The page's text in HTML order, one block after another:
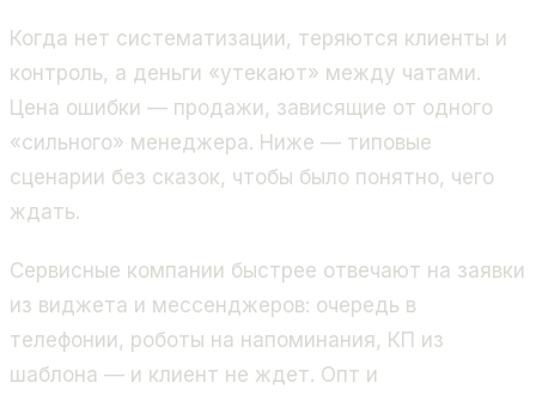
Когда нет систематизации, теряются клиенты и
контроль, а деньги «утекают» между чатами.
Цена ошибки — продажи, зависящие от одного
«сильного» менеджера. Ниже — типовые
сценарии без сказок, чтобы было понятно, чего
ждать.
Сервисные компании быстрее отвечают на заявки
из виджета и мессенджеров: очередь в
телефонии, роботы на напоминания, КП из
шаблона — и клиент не ждет. Опт и